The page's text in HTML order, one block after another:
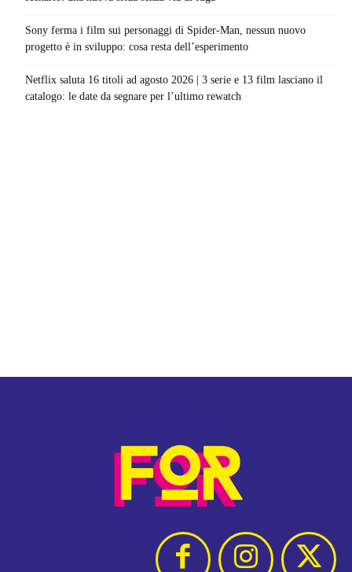
Sony ferma i film sui personaggi di Spider-Man, nessun nuovo
progetto è in sviluppo: cosa resta dell’esperimento
Netflix saluta 16 titoli ad agosto 2026 | 3 serie e 13 film lasciano il
catalogo: le date da segnare per l’ultimo rewatch